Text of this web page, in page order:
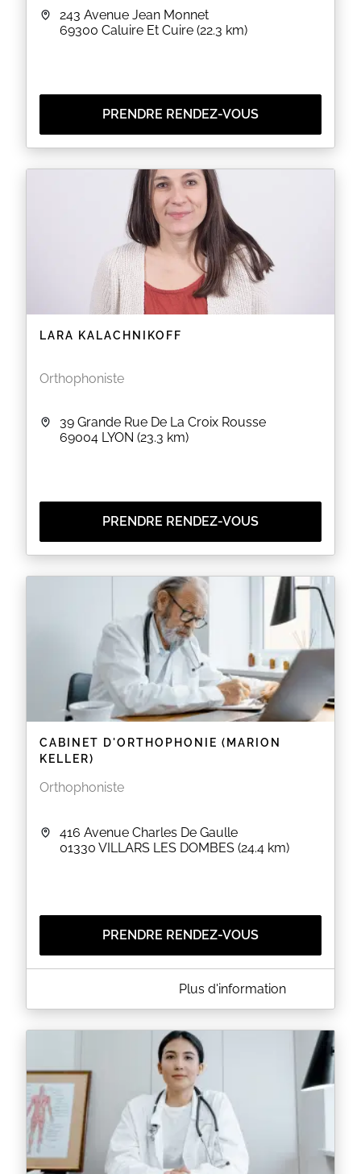
243 Avenue Jean Monnet
69300 Caluire Et Cuire (22.3 km)
PRENDRE RENDEZ-VOUS
LARA KALACHNIKOFF
Orthophoniste
39 Grande Rue De La Croix Rousse
69004 LYON (23.3 km)
PRENDRE RENDEZ-VOUS
CABINET D'ORTHOPHONIE (MARION
KELLER)
Orthophoniste
416 Avenue Charles De Gaulle
01330 VILLARS LES DOMBES (24.4 km)
PRENDRE RENDEZ-VOUS
A PROPOS DE CABINET D'ORTHOPHONIE (MARION
et modifier leurs rendez-vous. Pour toute demande
initale de bilan ou de reprise de suivi, vous pouvez
09 72 38 64 22.
Si vous présentez des symptômes du COVID-19,
comme de la fièvre ou de la toux, merci de reporter
votre rendez-vous.
EN SAVOIR PLUS
Plus d'information